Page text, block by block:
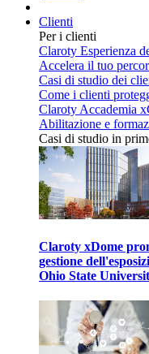
Clienti
Per i clienti
Claroty Esperienza
Accelera il tuo
Casi di studio dei
Come i clienti
Claroty Accademia
Abilitazione e
Casi di studio in
Claroty xDome
gestione
Ohio State